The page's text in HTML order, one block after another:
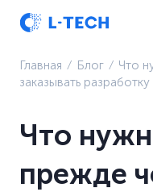
Главная ⁄ Блог ⁄ Что
заказывать
Что
прежде